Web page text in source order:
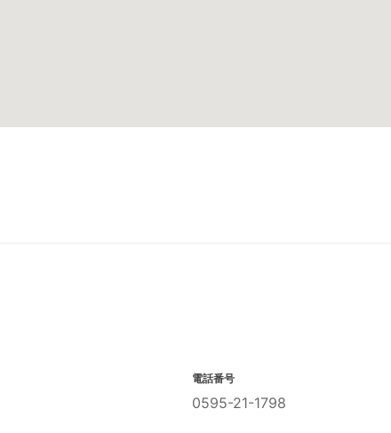
電話番号
0595-21-1798